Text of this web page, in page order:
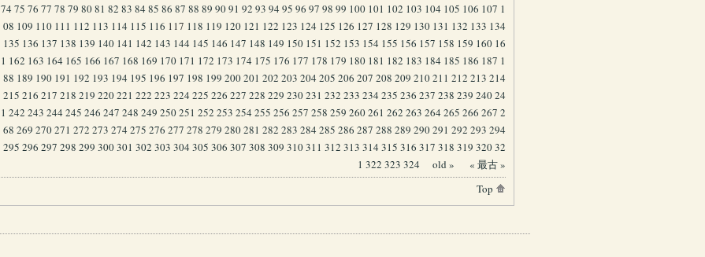
74 75 76 77 78 79 8081 82 83 84 85 86 87 88 89 9091 92 93 94 95 96 97 98 99 100 101 102 103 104 105 106 107 1
08 109 110 111 112 113 114 115 116 117 118 119 120 121 122 123 124 125 126 127 128 129 130 131 132 133 134
135 136 137 138 139 140 141 142 143 144 145 146 147 148 149 150 151 152 153 154 155 156 157 158 159 160 16
1 162 163 164 165 166 167 168 169 170 171 172 173 174 175 176 177 178 179 180 181 182 183 184 185 186 187 1
88 189 190 191 192 193 194 195 196 197 198 199 200201 202 203 204 205 206 207 208 209 210211 212 213 214
215 216 217 218 219 220221 222 223 224 225 226 227 228 229 230231 232 233 234 235 236 237 238 239 24024
1 242 243 244 245 246 247 248 249 250251 252 253 254 255 256 257 258 259 260261 262 263 264 265 266 267 2
68 269 270271 272 273 274 275 276 277 278 279 280281 282 283 284 285 286 287 288 289 290291 292 293 294
295 296 297 298 299 300301 302 303 304 305 306 307 308 309 310311 312 313 314 315 316 317 318 319 32032
1 322 323 324 old »
« 最古 »
Top